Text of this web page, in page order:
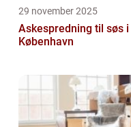
29 november 2025
Askespredning til søs i
København